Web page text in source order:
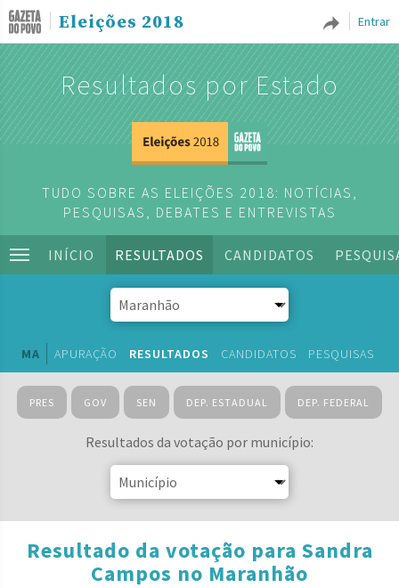
Entrar
Eleições 2018
Resultados por Estado
TUDO SOBRE AS ELEIÇÕES 2018: NOTÍCIAS,
PESQUISAS, DEBATES E ENTREVISTAS
INÍCIO RESULTADOS CANDIDATOS
MA APURAÇÃO RESULTADOS CANDIDATOS PESQUISAS
PRES GOV SEN DEP. ESTADUAL DEP. FEDERAL
Resultados da votação por município:
Resultado da votação para Sandra
Campos no Maranhão